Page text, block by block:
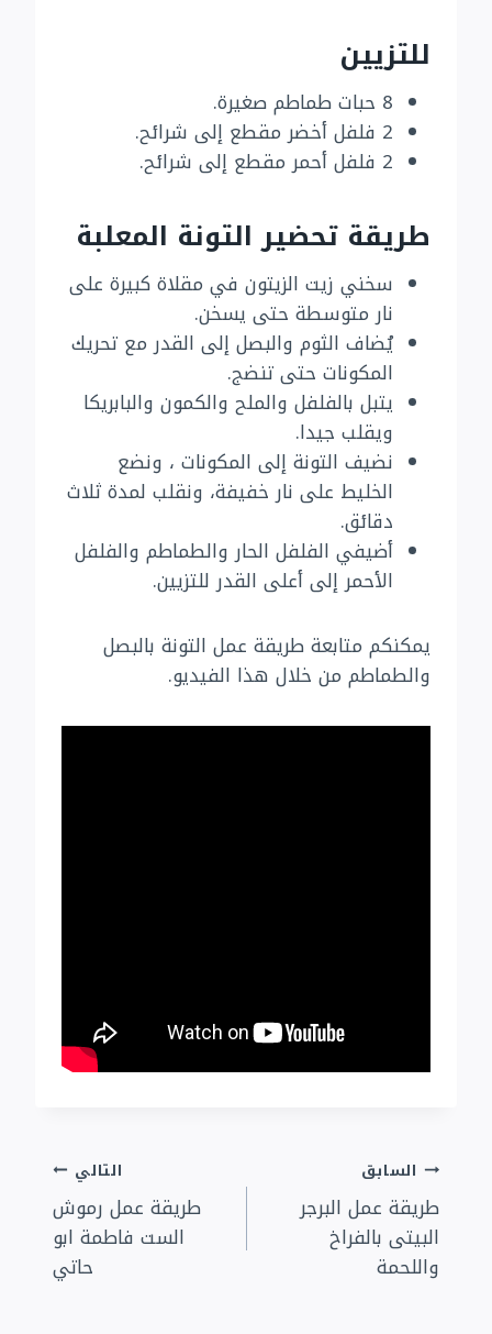
للتزيين
8 حبات طماطم صغيرة.
2 فلفل أخضر مقطع إلى شرائح.
2 فلفل أحمر مقطع إلى شرائح.
طريقة تحضير التونة المعلبة
سخني زيت الزيتون في مقلاة كبيرة على
نار متوسطة حتى يسخن.
يُضاف الثوم والبصل إلى القدر مع تحريك
المكونات حتى تنضج.
يتبل بالفلفل والملح والكمون والبابريكا
ويقلب جيدا.
نضيف التونة إلى المكونات ، ونضع
الخليط على نار خفيفة، ونقلب لمدة ثلاث
دقائق.
أضيفي الفلفل الحار والطماطم والفلفل
الأحمر إلى أعلى القدر للتزيين.
يمكنكم متابعة طريقة عمل التونة بالبصل
والطماطم من خلال هذا الفيديو.
تصفّح
المقالات
السابق
طريقة عمل البرجر
البيتى بالفراخ
واللحمة
التالي
طريقة عمل رموش
الست فاطمة ابو
حاتي